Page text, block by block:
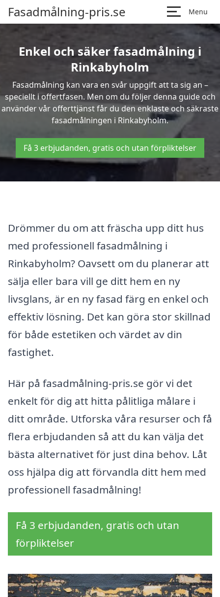
Fasadmålning-pris.se Menu
Enkel och säker fasadmålning i
Rinkabyholm
Fasadmålning kan vara en svår uppgift att ta sig an –
speciellt i offertfasen. Men om du följer denna guide och
använder vår offerttjänst får du den enklaste och säkraste
fasadmålningen i Rinkabyholm.
Få 3 erbjudanden, gratis och utan förpliktelser
Drömmer du om att fräscha upp ditt hus
med professionell fasadmålning i
Rinkabyholm? Oavsett om du planerar att
sälja eller bara vill ge ditt hem en ny
livsglans, är en ny fasad färg en enkel och
effektiv lösning. Det kan göra stor skillnad
för både estetiken och värdet av din
fastighet.
Här på fasadmålning-pris.se gör vi det
enkelt för dig att hitta pålitliga målare i
ditt område. Utforska våra resurser och få
flera erbjudanden så att du kan välja det
bästa alternativet för just dina behov. Låt
oss hjälpa dig att förvandla ditt hem med
professionell fasadmålning!
Få 3 erbjudanden, gratis och utan
förpliktelser